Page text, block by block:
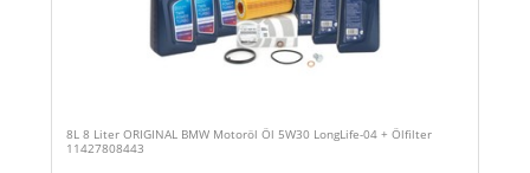
8L 8 Liter ORIGINAL BMW Motoröl Öl 5W30 LongLife-04 + Ölfilter
11427808443